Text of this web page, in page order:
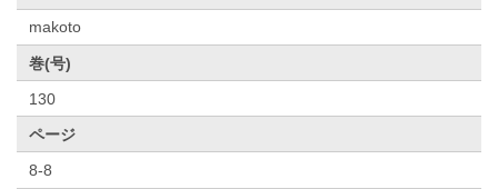
makoto
巻(号)
130
ページ
8-8